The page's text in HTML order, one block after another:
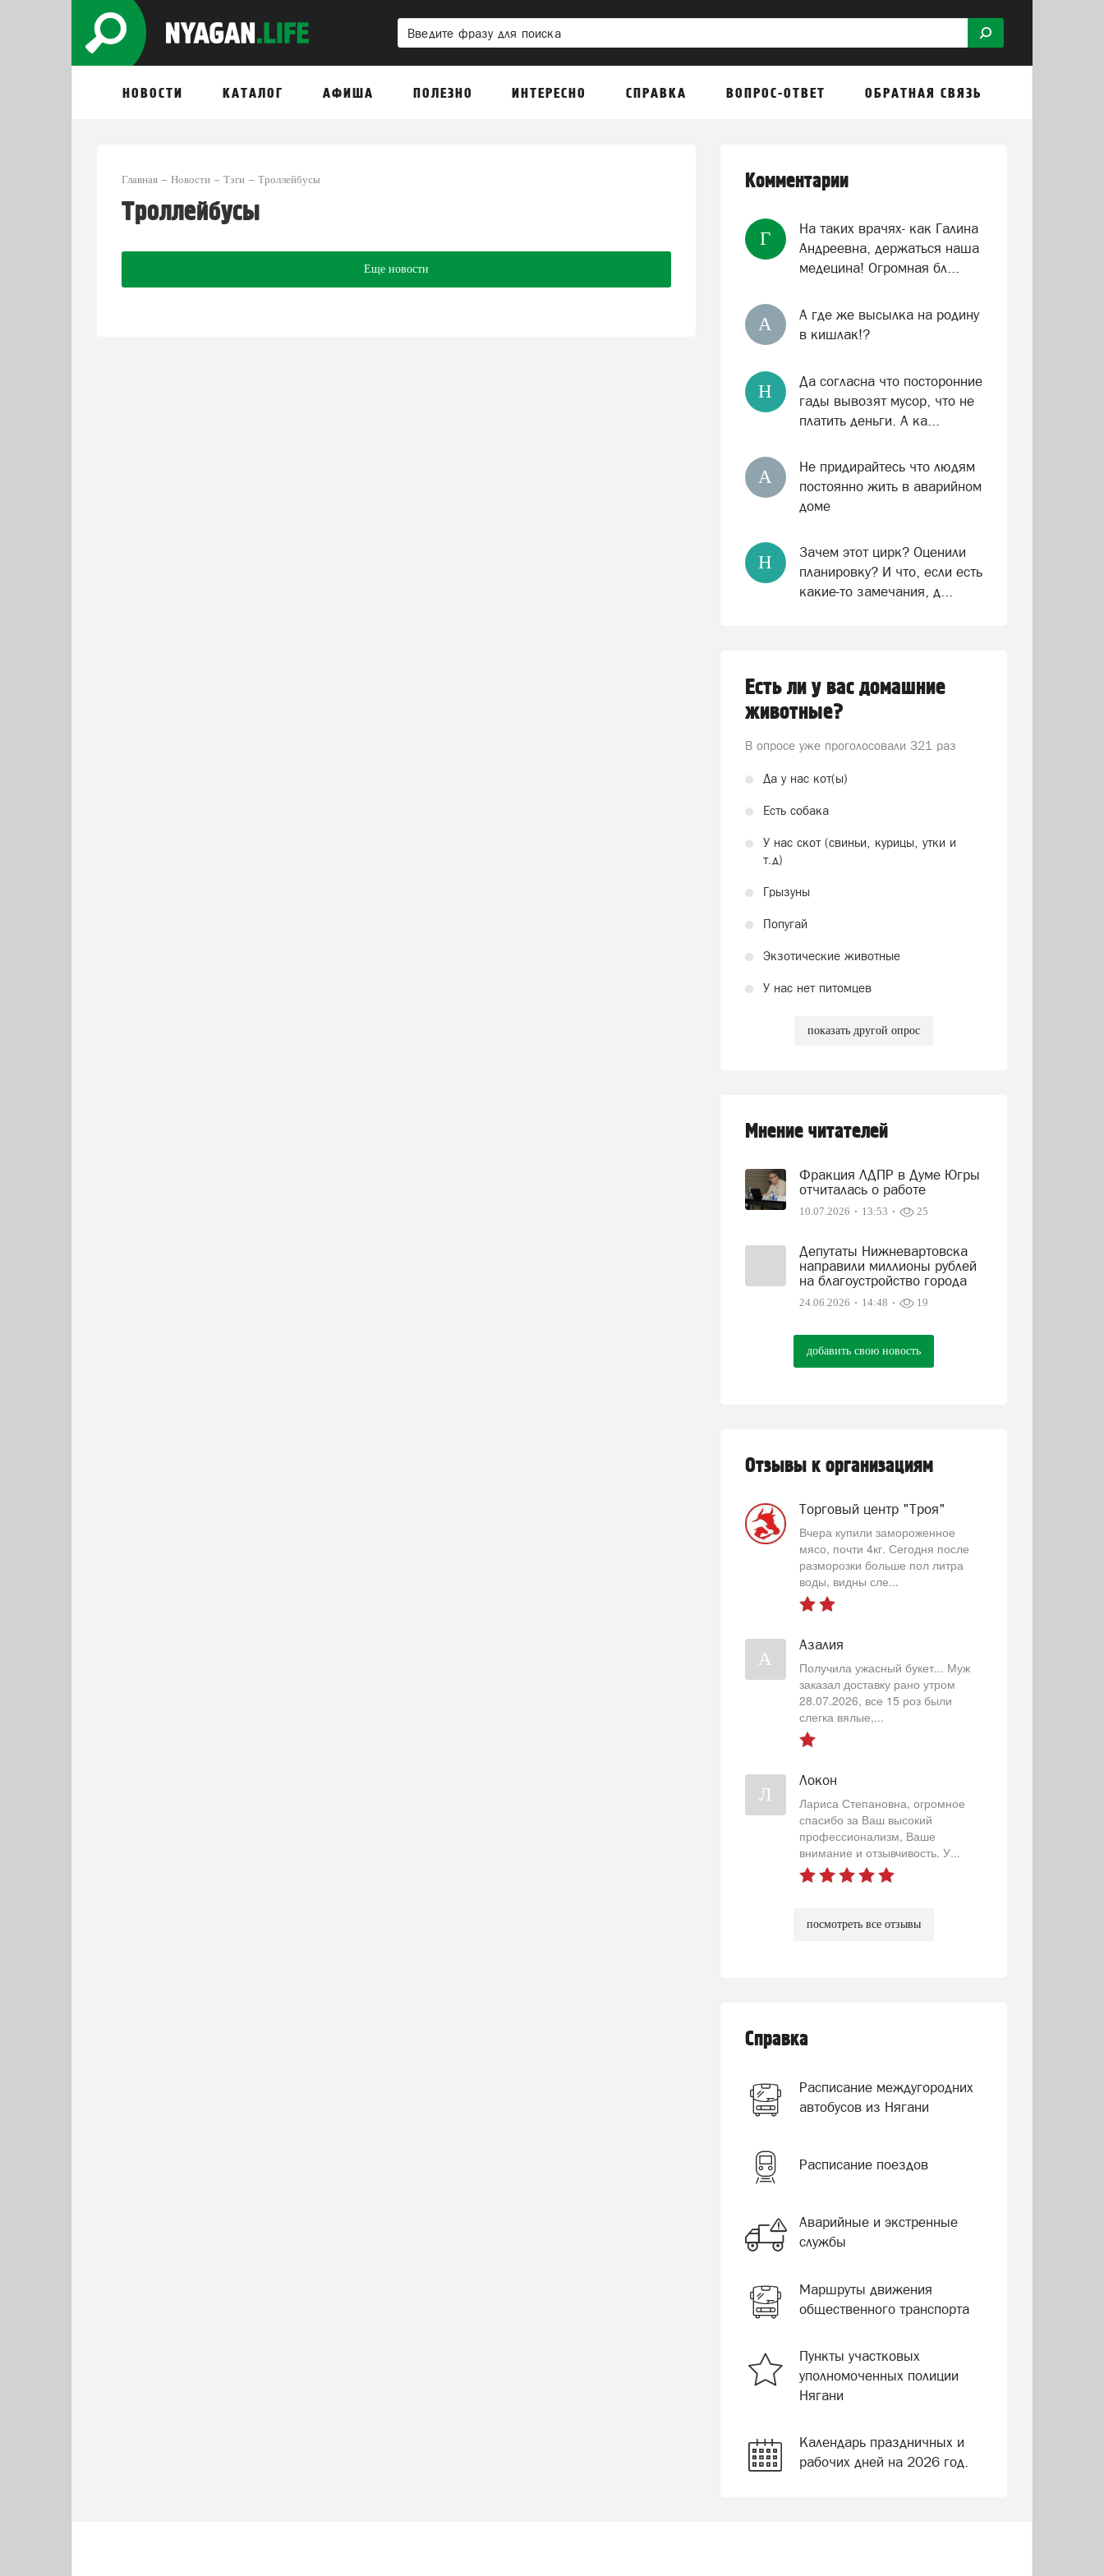
НОВОСТИ КАТАЛОГ АФИША ПОЛЕЗНО ИНТЕРЕСНО СПРАВКА ВОПРОС-ОТВЕТ ОБРАТНАЯ СВЯЗЬ
Главная Новости Тэги Троллейбусы
Троллейбусы
Еще новости
Комментарии
Г
На таких врачях- как Галина
Андреевна, держаться наша
медецина! Огромная бл...
А
А где же высылка на родину
в кишлак!?
Н
Да согласна что посторонние
гады вывозят мусор, что не
платить деньги. А ка...
А
Не придирайтесь что людям
постоянно жить в аварийном
доме
Н
Зачем этот цирк? Оценили
планировку? И что, если есть
какие-то замечания, д...
Есть ли у вас домашние
животные?
В опросе уже проголосовали 321 раз
Да у нас кот(ы)
Есть собака
У нас скот (свиньи, курицы, утки и
т.д)
Грызуны
Попугай
Экзотические животные
У нас нет питомцев
показать другой опрос
Мнение читателей
Фракция ЛДПР в Думе Югры
отчиталась о работе
10.07.2026 13:53 25
Депутаты Нижневартовска
направили миллионы рублей
на благоустройство города
24.06.2026 14:48 19
добавить свою новость
Отзывы к организациям
Торговый центр "Троя"
Вчера купили замороженное
мясо, почти 4кг. Сегодня после
разморозки больше пол литра
воды, видны сле...
А
Азалия
Получила ужасный букет... Муж
заказал доставку рано утром
28.07.2026, все 15 роз были
слегка вялые,...
Л
Локон
Лариса Степановна, огромное
спасибо за Ваш высокий
профессионализм, Ваше
внимание и отзывчивость. У...
посмотреть все отзывы
Справка
Расписание междугородних
автобусов из Нягани
Расписание поездов
Аварийные и экстренные
службы
Маршруты движения
общественного транспорта
Пункты участковых
уполномоченных полиции
Нягани
Календарь праздничных и
рабочих дней на 2026 год.